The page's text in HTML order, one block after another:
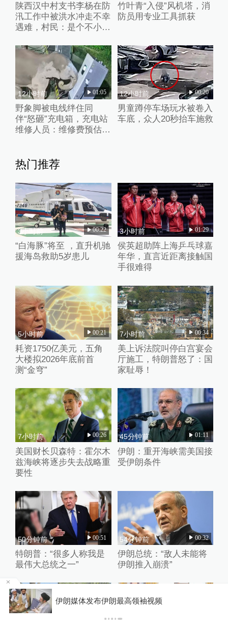
陕西汉中村支书李杨在防
汛工作中被洪水冲走不幸
遇难，村民：是个不小的
竹叶青“入侵”风机塔，消
防员用专业工具抓获
12小时前 01:05
野象脚被电线绊住同
伴“怒砸”充电箱，充电站
维修人员：维修费预估2
12小时前 00:20
男童蹲停车场玩水被卷入
车底，众人20秒抬车施救
热门推荐
3小时前 00:22
“白海豚”将至 ，直升机驰
援海岛救助5岁患儿
3小时前 01:29
侯英超助阵上海乒乓球嘉
年华，直言近距离接触国
手很难得
5小时前 00:21
耗资1750亿美元，五角
大楼拟2026年底前首
测“金穹”
7小时前 00:34
美上诉法院叫停白宫宴会
厅施工，特朗普怒了：国
家耻辱！
7小时前 00:26
美国财长贝森特：霍尔木
兹海峡将逐步失去战略重
要性
45分钟前 01:11
伊朗：重开海峡需美国接
受伊朗条件
50分钟前 00:51
特朗普：“很多人称我是
最伟大总统之一”
54分钟前 00:32
伊朗总统：“敌人未能将
伊朗推入崩溃”
伊朗媒体发布伊朗最高领袖视频